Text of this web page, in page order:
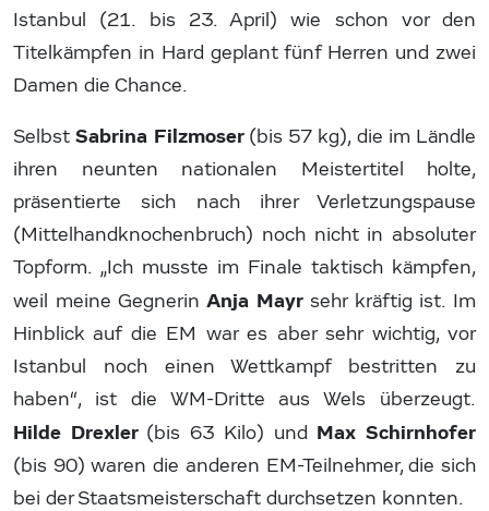
Istanbul (21. bis 23. April) wie schon vor den
Titelkämpfen in Hard geplant fünf Herren und zwei
Damen die Chance.
SelbstSabrina Filzmoser (bis 57 kg), die im Ländle
ihren neunten nationalen Meistertitel holte,
präsentierte sich nach ihrer Verletzungspause
(Mittelhandknochenbruch) noch nicht in absoluter
Topform. „Ich musste im Finale taktisch kämpfen,
weil meine GegnerinAnja Mayr sehr kräftig ist. Im
Hinblick auf die EM war es aber sehr wichtig, vor
Istanbul noch einen Wettkampf bestritten zu
haben“, ist die WM-Dritte aus Wels überzeugt.
Hilde Drexler (bis 63 Kilo) und Max Schirnhofer
(bis 90) waren die anderen EM-Teilnehmer, die sich
bei der Staatsmeisterschaft durchsetzen konnten.